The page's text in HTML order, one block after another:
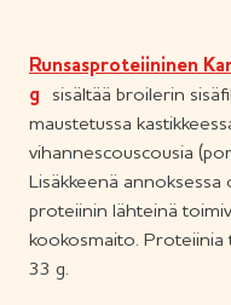
Runsasproteiininen
g sisältää broilerin
maustetussa
vihannescouscousia
Lisäkkeenä
proteiinin lähteinä
kookosmaito. Proteiinia
33 g.